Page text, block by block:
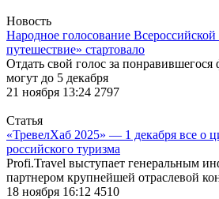
Новость
Народное голосование
путешествие» стартовало
Отдать свой голос за понравившегося
могут до 5 декабря
21 ноября 13:24 2797
Статья
«ТревелХаб 2025» — 1 декабря все о
российского туризма
Profi.Travel выступает генеральным
партнером крупнейшей отраслевой
18 ноября 16:12 4510